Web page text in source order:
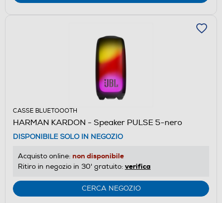
CASSE BLUETOOOTH
HARMAN KARDON - Speaker PULSE 5-nero
DISPONIBILE SOLO IN NEGOZIO
Acquisto online: non disponibile
Ritiro in negozio in 30' gratuito: verifica
CERCA NEGOZIO